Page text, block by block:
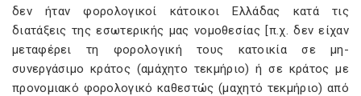
δεν ήταν φορολογικοί κάτοικοι Ελλάδας κατά τις
διατάξεις της εσωτερικής μας νομοθεσίας [π.χ. δεν είχαν
μεταφέρει τη φορολογική τους κατοικία σε μη-
συνεργάσιμο κράτος (αμάχητο τεκμήριο) ή σε κράτος με
προνομιακό φορολογικό καθεστώς (μαχητό τεκμήριο) από